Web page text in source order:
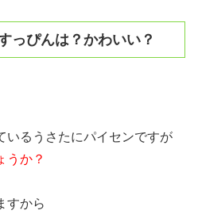
っぴんは？かわいい？
いるうさたにパイセンですが
うか？
すから